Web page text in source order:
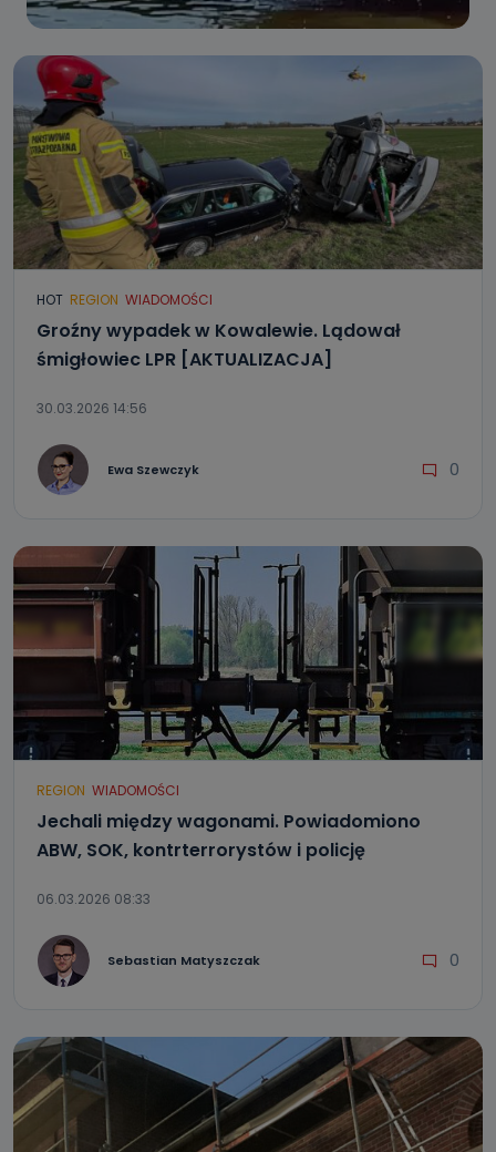
HOT REGION WIADOMOŚCI
Groźny wypadek w Kowalewie. Lądował
śmigłowiec LPR [AKTUALIZACJA]
30.03.2026 14:56
Ewa Szewczyk 0
REGION WIADOMOŚCI
Jechali między wagonami. Powiadomiono
ABW, SOK, kontrterrorystów i policję
06.03.2026 08:33
Sebastian Matyszczak 0